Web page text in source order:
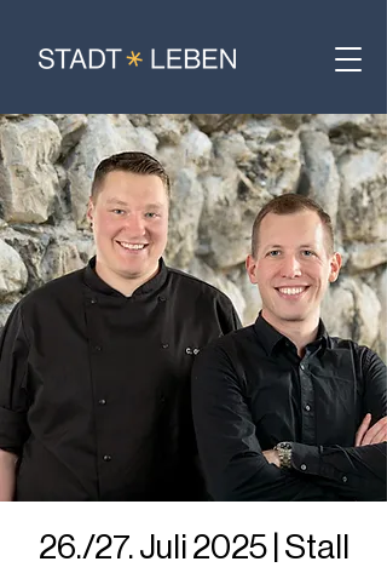
26./27. Juli 2025 | Stall